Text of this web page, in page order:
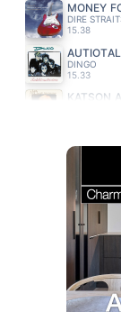
MONEY
DIRE
15.38
DINGO
15.33
KATSON
TAUSKI JA
EDU
15.14
SOUVARIT
KAIKKI
EPPU
15.04